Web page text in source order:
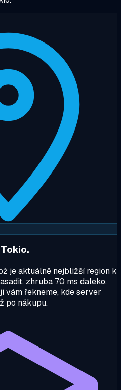
je aktuálně nejbližší region k
zhruba 70 ms daleko.
vám řekneme, kde server
po nákupu.